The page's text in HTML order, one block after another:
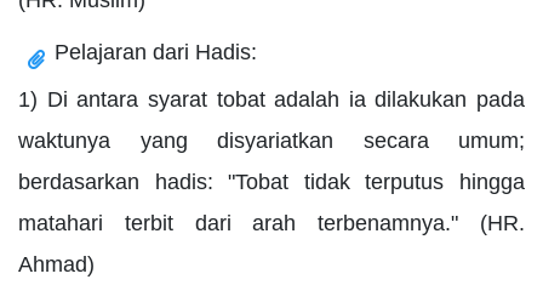
Pelajaran dari Hadis:
1) Di antara syarat tobat adalah ia dilakukan pada
waktunya yang disyariatkan secara umum;
berdasarkan hadis: "Tobat tidak terputus hingga
matahari terbit dari arah terbenamnya." (HR.
Ahmad)